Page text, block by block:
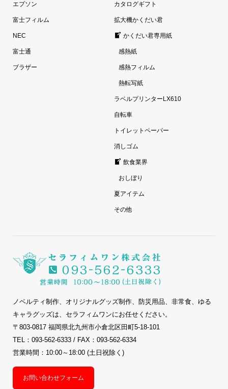
エプソン
富士フィルム
NEC
富士通
ブラザー
カタログギフト
拡大機かくだい君
かくだい君専用紙
感熱紙
感熱フィルム
熱転写紙
ラベルプリンターLX610
自転車
トイレットペーパー
消しゴム
飲食業界
おしぼり
夏アイテム
その他
ノベルティ制作、オリジナルグッズ制作、防災用品、非常食、ゆる
キャラグッズは、セラフィムワンにお任せください。
〒803-0817 福岡県北九州市小倉北区田町5-18-101
TEL：093-562-6333 / FAX：093-562-6334
営業時間：10:00～18:00 (土日祝除く)
お問い合わせフォーム